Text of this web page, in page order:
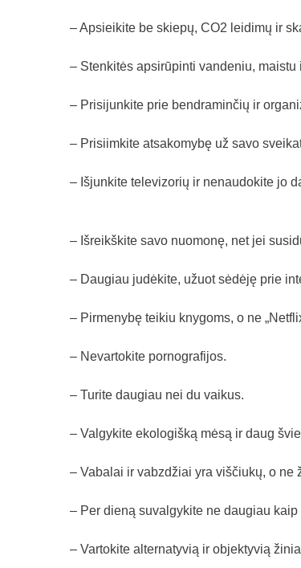
– Apsieikite be skiepų, CO2 leidimų ir
– Stenkitės apsirūpinti vandeniu, maistu
– Prisijunkite prie bendraminčių ir
– Prisiimkite atsakomybę už savo
– Išjunkite televizorių ir nenaudokite jo
– Išreikškite savo nuomonę, net jei
– Daugiau judėkite, užuot sėdėję prie
– Pirmenybę teikiu knygoms, o ne
– Nevartokite pornografijos.
– Turite daugiau nei du vaikus.
– Valgykite ekologišką mėsą ir daug
– Vabalai ir vabzdžiai yra viščiukų, o ne
– Per dieną suvalgykite ne daugiau
– Vartokite alternatyvią ir objektyvią